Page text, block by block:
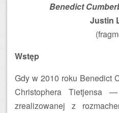
Benedict
Justin
Wstęp
Gdy w 2010 roku Benedict
Christophera Tietjensa
zrealizowanej z